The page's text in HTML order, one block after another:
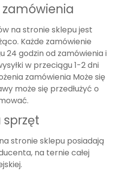
zamówienia
na stronie sklepu jest
Każde zamówienie
24 godzin od zamówienia i
w przeciągu 1-2 dni
zamówienia Może się
może się przedłużyć o
stronie sklepu posiadają
na ternie całej